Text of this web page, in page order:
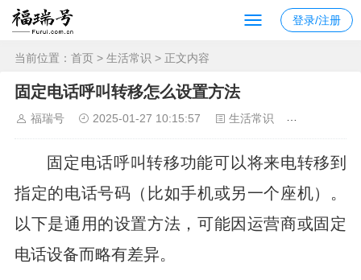
登录/注册
当前位置： 首页 > 生活常识 > 正文内容
固定电话呼叫转移怎么设置方法
福瑞号 2025-01-27 10:15:57 生活常识
固定电话呼叫转移功能可以将来电转移到
指定的电话号码（比如手机或另一个座机）。
以下是通用的设置方法，可能因运营商或固定
电话设备而略有差异。